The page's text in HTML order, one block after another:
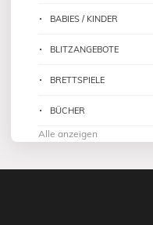
BABIES / KINDER
BLITZANGEBOTE
BRETTSPIELE
BÜCHER
Alle anzeigen